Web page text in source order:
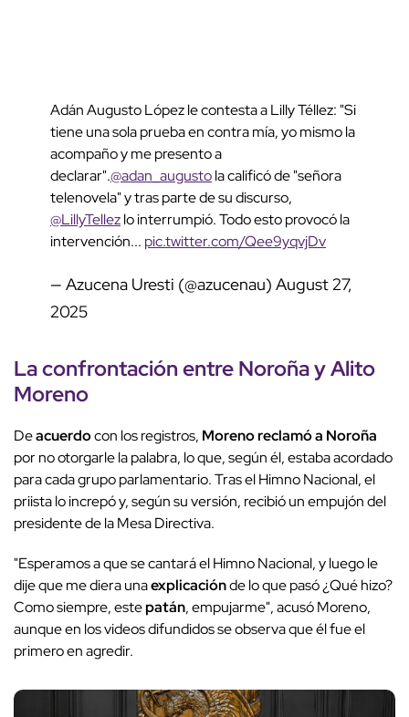
Adán Augusto López le contesta a Lilly Téllez: "Si
tiene una sola prueba en contra mía, yo mismo la
acompaño y me presento a
declarar".@adan_augustola calificó de "señora
telenovela" y tras parte de su discurso,
@LillyTellezlo interrumpió. Todo esto provocó la
intervención... pic.twitter.com/Qee9yqvjDv
— Azucena Uresti (@azucenau) August 27,
2025
La confrontación entre Noroña yAlito
Moreno
Deacuerdocon los registros, Moreno reclamó a Noroña
por no otorgarle la palabra, lo que, según él, estaba acordado
para cada grupo parlamentario. Tras el Himno Nacional, el
priista lo increpó y, según su versión, recibió un empujón del
presidente de la Mesa Directiva.
"Esperamos a que se cantará el Himno Nacional, y luego le
dije que me diera unaexplicaciónde lo que pasó ¿Qué hizo?
Como siempre, estepatán, empujarme", acusó Moreno,
aunque en los videos difundidos se observa que él fue el
primero en agredir.